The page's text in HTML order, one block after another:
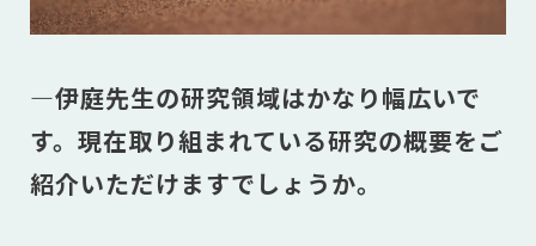
―伊庭先生の研究領域はかなり幅広いで
す。現在取り組まれている研究の概要をご
紹介いただけますでしょうか。